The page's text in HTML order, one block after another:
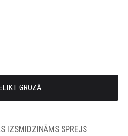
GROZĀ
IZSMIDZINĀMS SPREJS